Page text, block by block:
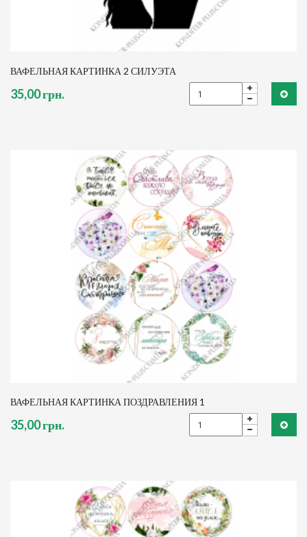
ВАФЕЛЬНАЯ КАРТИНКА 2 СИЛУЭТА
35,00 грн.
ВАФЕЛЬНАЯ КАРТИНКА ПОЗДРАВЛЕНИЯ 1
35,00 грн.